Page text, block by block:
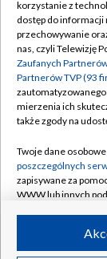
Abonament
Emisja w TVP
Centrum
Naziemna
Rada
System NOS
Informacje o
Program dla
korzystanie z
dostęp do informacji
przechowywanie
nas, czyli Telewizję
Zaufanych
Partnerów TVP (93
mierzenia ich
także zgody na
Twoje dane
poszczególnych
zapisywane za
WWW lub innych
ruchu w Internecie.